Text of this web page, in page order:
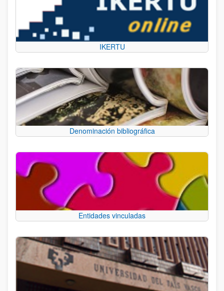
IKERTU
Denominación bibliográfica
Entidades vinculadas